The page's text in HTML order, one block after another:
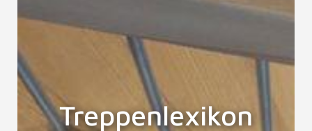
Treppenlexikon